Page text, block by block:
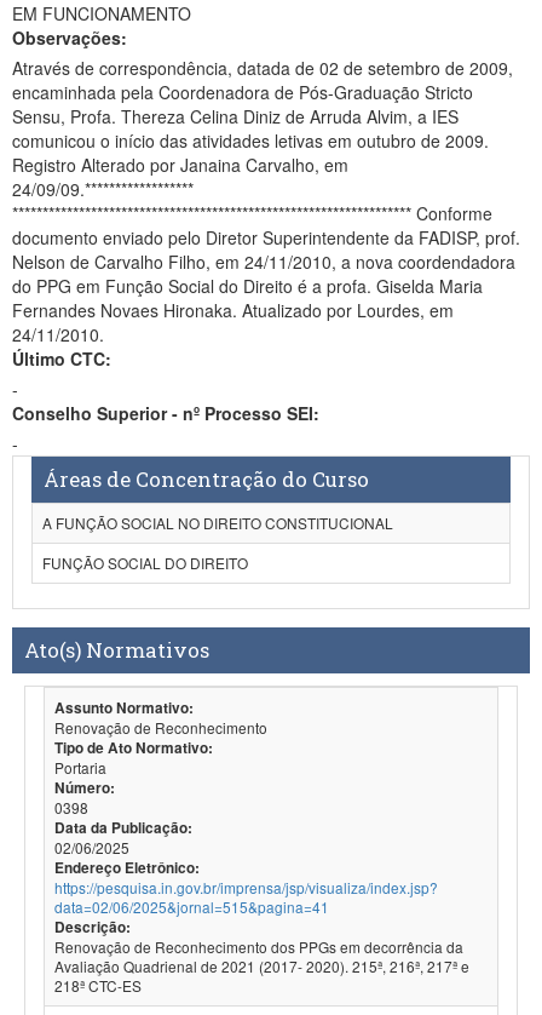
EM FUNCIONAMENTO
Observações:
Através de correspondência, datada de 02 de setembro de 2009,
encaminhada pela Coordenadora de Pós-Graduação Stricto
Sensu, Profa. Thereza Celina Diniz de Arruda Alvim, a IES
comunicou o início das atividades letivas em outubro de 2009.
Registro Alterado por Janaina Carvalho, em
24/09/09.******************
****************************************************************** Conforme
documento enviado pelo Diretor Superintendente da FADISP, prof.
Nelson de Carvalho Filho, em 24/11/2010, a nova coordendadora
do PPG em Função Social do Direito é a profa. Giselda Maria
Fernandes Novaes Hironaka. Atualizado por Lourdes, em
24/11/2010.
Último CTC:
-
Conselho Superior - nº Processo SEI:
-
Áreas de Concentração do Curso
A FUNÇÃO SOCIAL NO DIREITO CONSTITUCIONAL
FUNÇÃO SOCIAL DO DIREITO
Ato(s) Normativos
Assunto Normativo:
Renovação de Reconhecimento
Tipo de Ato Normativo:
Portaria
Número:
0398
Data da Publicação:
02/06/2025
Endereço Eletrônico:
https://pesquisa.in.gov.br/imprensa/jsp/visualiza/index.jsp?
data=02/06/2025&jornal=515&pagina=41
Descrição:
Renovação de Reconhecimento dos PPGs em decorrência da
Avaliação Quadrienal de 2021 (2017- 2020). 215ª, 216ª, 217ª e
218ª CTC-ES